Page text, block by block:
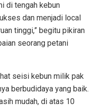
di tengah kebun
dan menjadi local
tinggi,” begitu pikiran
seorang petani
seisi kebun milik pak
berbudidaya yang baik.
mudah, di atas 10